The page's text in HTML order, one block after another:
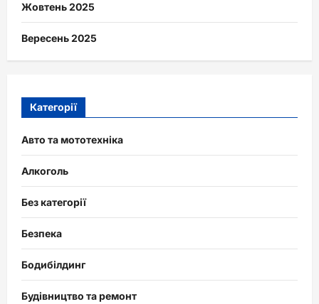
Жовтень 2025
Вересень 2025
Категорії
Авто та мототехніка
Алкоголь
Без категорії
Безпека
Бодибілдинг
Будівництво та ремонт